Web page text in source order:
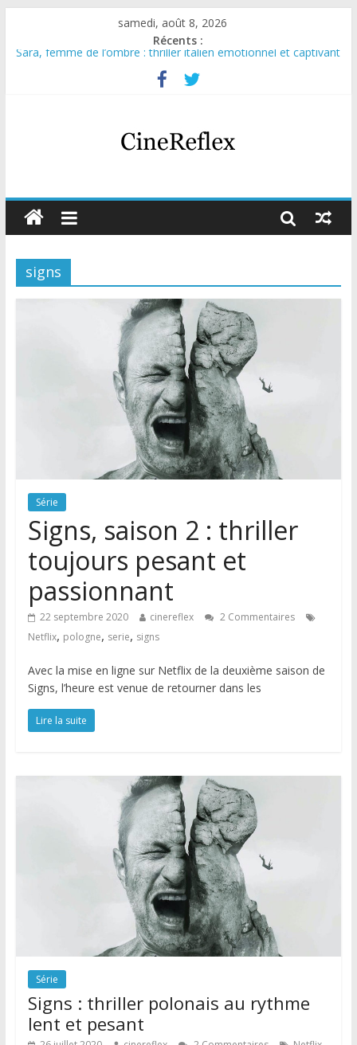
samedi, août 8, 2026
Récents :
Sara, femme de l’ombre : thriller italien émotionnel et captivant
Journal d’une fille larguée : nouvelle série suédoise sur Netflix
Aema : mini-série sur le tournage d’un film érotique devenu
Olympo, saison 1 : nouvelle série qui séduira les fans de
signs
Série
Signs, saison 2 : thriller
toujours pesant et
passionnant
22 septembre 2020 cinereflex
2 Commentaires
Netflix, pologne, serie, signs
Avec la mise en ligne sur Netflix de la deuxième saison de
Signs, l’heure est venue de retourner dans les
Lire la suite
Série
Signs : thriller polonais au rythme
lent et pesant